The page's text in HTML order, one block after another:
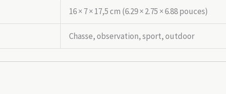
16 × 7 × 17,5 cm (6.29 × 2.75 × 6.88 pouces)
Chasse, observation, sport, outdoor